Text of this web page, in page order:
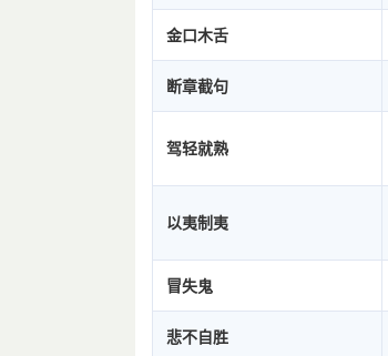
金口木舌
断章截句
驾轻就熟
以夷制夷
冒失鬼
悲不自胜